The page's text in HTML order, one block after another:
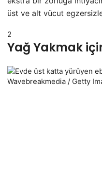
üst ve alt vücut
2
Yağ Yakmak
Wavebreakmedia / Getty